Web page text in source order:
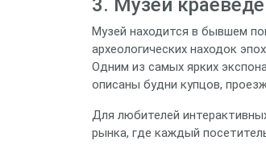
3. Музей
Музей находится в бывшем
археологических находок
Одним из самых ярких
описаны будни купцов,
Для любителей
рынка, где каждый